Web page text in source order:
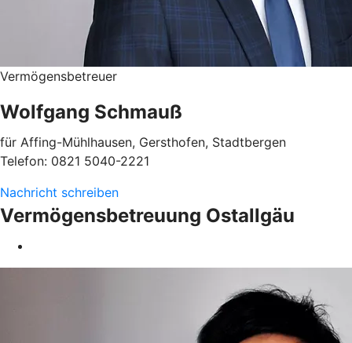
Vermögensbetreuer
Wolfgang Schmauß
für Affing-Mühlhausen, Gersthofen, Stadtbergen
Telefon: 0821 5040-2221
Nachricht schreiben
Vermögensbetreuung Ostallgäu